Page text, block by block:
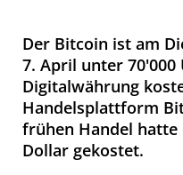
Der Bitcoin ist am
7. April unter 70'000
Digitalwährung
Handelsplattform
frühen Handel hatte
Dollar gekostet.